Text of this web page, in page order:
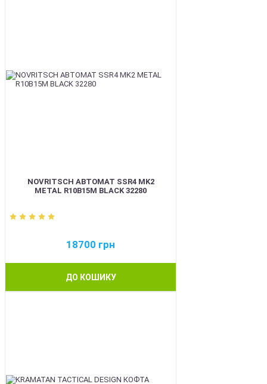
NOVRITSCH АВТОМАТ SSR4 MK2
METAL R10B15M BLACK 32280
18700 грн
ДО КОШИКУ